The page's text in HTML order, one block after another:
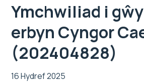
Ymchwiliad i
erbyn Cyngor
(202404828)
16 Hydref 2025